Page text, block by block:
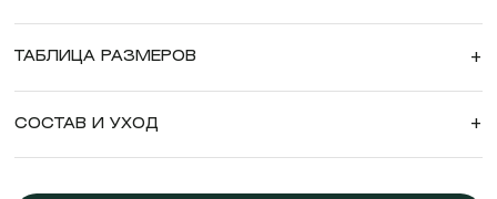
ТАБЛИЦА РАЗМЕРОВ +
СОСТАВ И УХОД +